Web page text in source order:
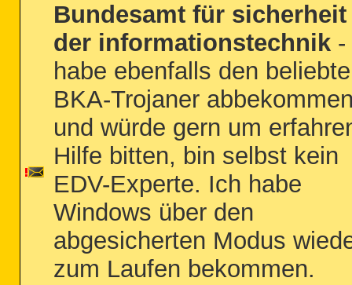
Bundesamt für
der informationstechnik -
habe ebenfalls den
BKA-Trojaner
und würde gern um
Hilfe bitten, bin selbst kein
EDV-Experte. Ich habe
Windows über den
abgesicherten Modus
zum Laufen bekommen.